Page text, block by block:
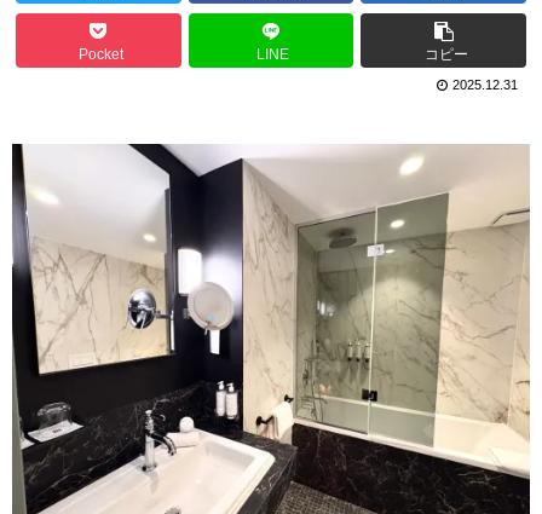
Pocket LINE コピー
2025.12.31